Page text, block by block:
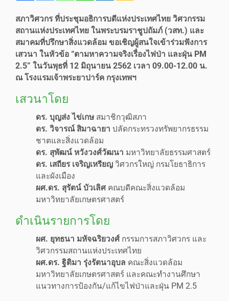
สภาวิศวกร ที่ประชุมอธิการบดีแห่งประเทศไทย วิศวกรรม
สถานแห่งประเทศไทย ในพระบรมราชูปถัมภ์ (วสท.) และ
สมาคมที่ปรึกษาสิ่งแวดล้อม ขอเชิญผู้สนใจเข้าร่วมฟังการ
เสวนา ในหัวข้อ “ตามหาความจริงเรื่องไฟป่า และฝุ่น PM
2.5” ในวันพุธที่ 12 มิถุนายน 2562 เวลา 09.00-12.00 น.
ณ โรงแรมเจ้าพระยาปาร์ค กรุงเทพฯ
เสวนาโดย
ดร. บุญส่ง ไข่เกษ สมาชิกวุฒิสภา
ดร. วิจารณ์ สิมาฉายา ปลัดกระทรวงทรัพยากรธรรม
ชาตและสิ่งแวดล้อม
ดร. สุพัฒน์ หวังวงศ์วัฒนา มหาวิทยาลัยธรรมศาสตร์
ดร. เสถียร เจริญเหรียญ วิศวกรใหญ่ กรมโยธาธิการ
และผังเมือง
ผศ.ดร. สุรัตน์ บัวเลิศ คณบดีคณะสิ่งแวดล้อม
มหาวิทยาลัยเกษตรศาสตร์
ดำเนินรายการโดย
ผศ. ยุทธนา มหัจฉริยวงศ์ กรรมการสภาวิศวกร และ
วิศวกรรมสถานแห่งประเทศไทย
ผศ.ดร. ฐิติมา รุ่งรัตนาอุบล คณะสิ่งแวดล้อม
มหาวิทยาลัยเกษตรศาสตร์ และคณะทำงานศึกษา
แนวทางการป้องกัน/แก้ไขไฟป่าและฝุ่น PM 2.5